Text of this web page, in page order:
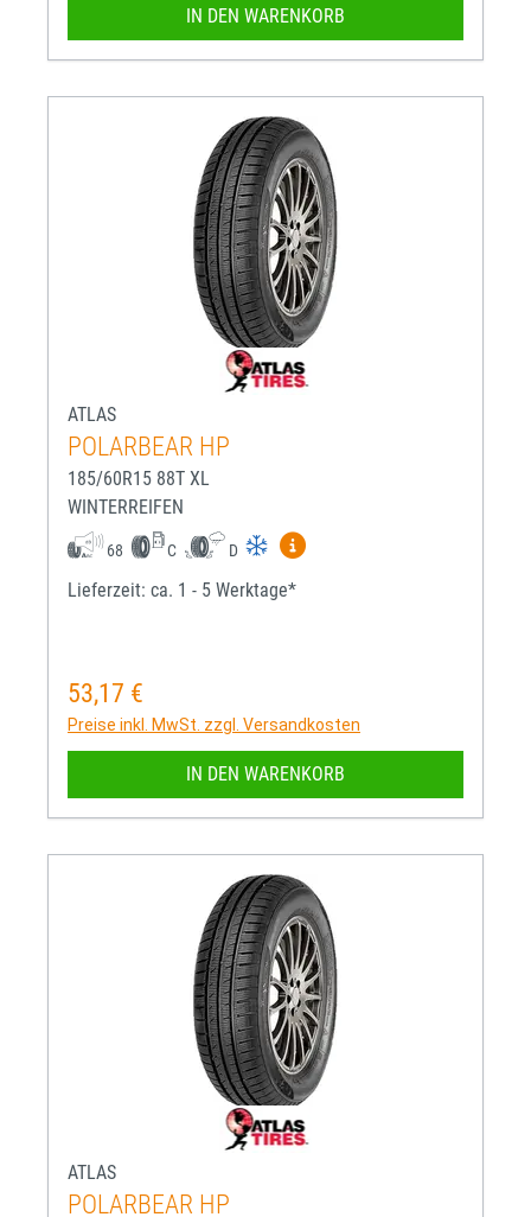
IN DEN WARENKORB
ATLAS
POLARBEAR HP
185/60R15 88T XL
WINTERREIFEN
68 C D
Mehr Informationen zum
Lieferzeit: ca. 1 - 5 Werktage*
Regulärer Preis:
53,17 €
Preise inkl. MwSt. zzgl. Versandkosten
IN DEN WARENKORB
ATLAS
POLARBEAR HP